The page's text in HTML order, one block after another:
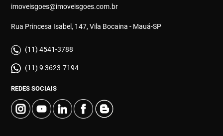
imoveisgoes@imoveisgoes.com.br
Rua Princesa Isabel, 147, Vila Bocaina - Mauá-SP
(11) 4541-3788
(11) 9 3623-7194
REDES SOCIAIS